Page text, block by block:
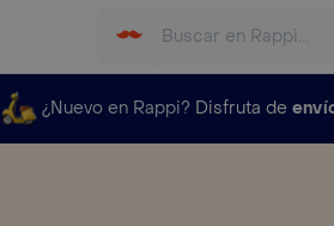
¿Nuevo en Rappi? Disfruta de